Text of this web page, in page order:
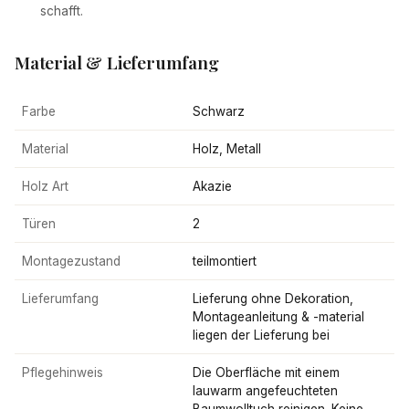
schafft.
Material & Lieferumfang
Farbe Schwarz
Material Holz, Metall
Holz Art Akazie
Türen 2
Montagezustand teilmontiert
Lieferumfang
Lieferung ohne Dekoration,
Montageanleitung & -material
liegen der Lieferung bei
Pflegehinweis
Die Oberfläche mit einem
lauwarm angefeuchteten